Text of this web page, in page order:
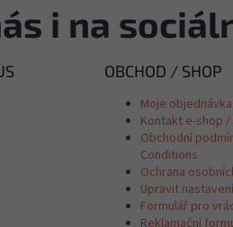
i na
OBCHOD / SHOP
Moje objednávka
Kontakt e-shop
Obchodní
Conditions
Ochrana
Upravit
Formulář pro
Reklamační